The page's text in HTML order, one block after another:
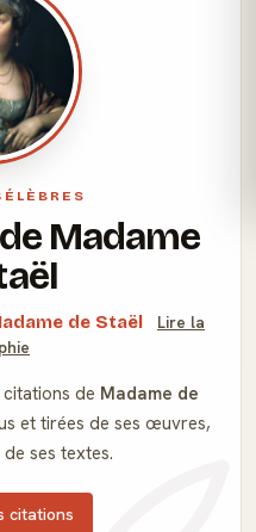
Madame
de Staël
Lire la
de Madame de
et tirées de ses œuvres,
ses textes.
citations